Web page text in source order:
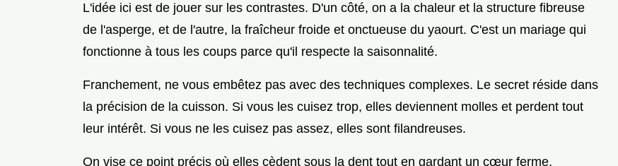
L'idée ici est de jouer sur les contrastes. D'un côté, on a la chaleur et la structure fibreuse
de l'asperge, et de l'autre, la fraîcheur froide et onctueuse du yaourt. C'est un mariage qui
fonctionne à tous les coups parce qu'il respecte la saisonnalité.
Franchement, ne vous embêtez pas avec des techniques complexes. Le secret réside dans
la précision de la cuisson. Si vous les cuisez trop, elles deviennent molles et perdent tout
leur intérêt. Si vous ne les cuisez pas assez, elles sont filandreuses.
On vise ce point précis où elles cèdent sous la dent tout en gardant un cœur ferme.